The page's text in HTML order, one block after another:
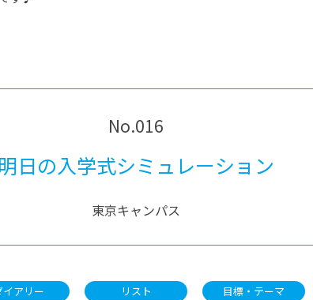
No.016
明日の入学式シミュレーション
東京キャンパス
イアリー リスト 目標・テーマ